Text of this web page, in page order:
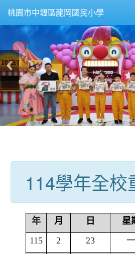
桃園市中壢區龍岡國民小學
114學年全校
年 月 日
星
115
2 23 一